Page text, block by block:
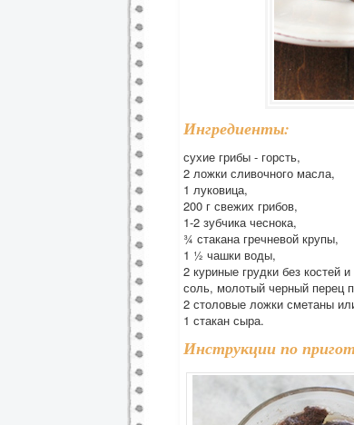
Ингредиенты:
сухие грибы - горсть,
2 ложки сливочного масла,
1 луковица,
200 г свежих грибов,
1-2 зубчика чеснока,
¾ стакана гречневой крупы,
1 ½ чашки воды,
2 куриные грудки без костей
соль, молотый черный перец
2 столовые ложки сметаны
1 стакан сыра.
Инструкции по